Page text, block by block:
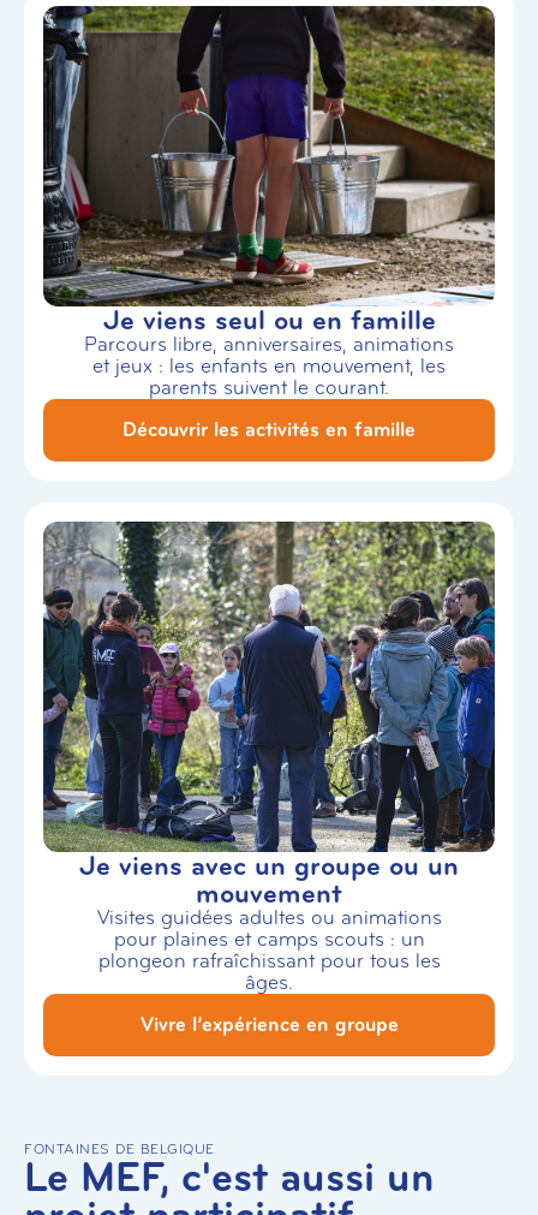
Je viens seul ou en famille
Parcours libre, anniversaires, animations
et jeux : les enfants en mouvement, les
parents suivent le courant.
Découvrir les activités en famille
Je viens avec un groupe ou un
mouvement
Visites guidées adultes ou animations
pour plaines et camps scouts : un
plongeon rafraîchissant pour tous les
âges.
Vivre l’expérience en groupe
FONTAINES DE BELGIQUE
Le MEF, c'est aussi un